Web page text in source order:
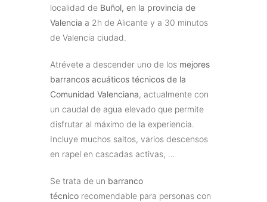
localidad de Buñol, en la provincia de
Valencia a 2h de Alicante y a 30 minutos
de Valencia ciudad.
Atrévete a descender uno de los mejores
barrancos acuáticos técnicos de la
Comunidad Valenciana, actualmente con
un caudal de agua elevado que permite
disfrutar al máximo de la experiencia.
Incluye muchos saltos, varios descensos
en rapel en cascadas activas, …
Se trata de un barranco
técnico recomendable para personas con